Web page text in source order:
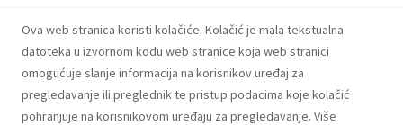
Ova web stranica koristi kolačiće. Kolačić je mala tekstualna
datoteka u izvornom kodu web stranice koja web stranici
omogućuje slanje informacija na korisnikov uređaj za
pregledavanje ili preglednik te pristup podacima koje kolačić
pohranjuje na korisnikovom uređaju za pregledavanje. Više
u iznosu od 500 milijuna eura